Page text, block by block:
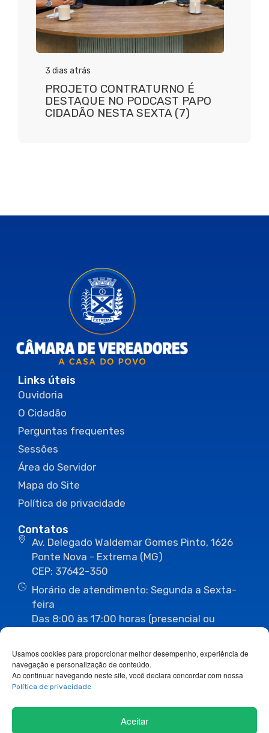
Usamos cookies para proporcionar melhor desempenho, experiência de
navegação e personalização de conteúdo.
Ao continuar navegando neste site, você declara concordar com nossa
Política de privacidade
Aceitar
3 dias atrás
PROJETO CONTRATURNO É
DESTAQUE NO PODCAST PAPO
CIDADÃO NESTA SEXTA (7)
Links úteis
Ouvidoria
O Cidadão
Perguntas frequentes
Sessões
Área do Servidor
Mapa do Site
Política de privacidade
Contatos
Av. Delegado Waldemar Gomes Pinto, 1626
Ponte Nova - Extrema (MG)
CEP: 37642-350
Horário de atendimento: Segunda a Sexta-
feira
Das 8:00 às 17:00 horas (presencial ou
(35) 3435-1112 (35) 3435-3063
ouvidoria@camaraextrema.mg.gov.br
imprensa@camaraextrema.mg.gov.br
Siga-nos: